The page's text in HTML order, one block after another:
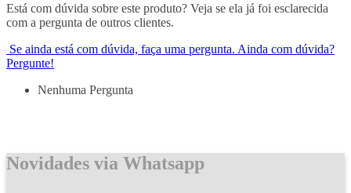
Está com dúvida sobre este produto? Veja se ela já foi esclarecida
com a pergunta de outros clientes.
Se ainda está com dúvida, faça uma pergunta. Ainda com dúvida?
Pergunte!
Nenhuma Pergunta
Novidades via Whatsapp